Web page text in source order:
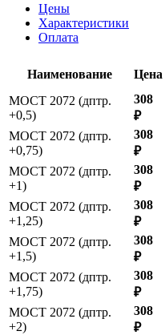
Цены
Характеристики
Оплата
Наименование Цена
МОСТ 2072 (дптр.
+0,5)
308
₽
МОСТ 2072 (дптр.
+0,75)
308
₽
МОСТ 2072 (дптр.
+1)
308
₽
МОСТ 2072 (дптр.
+1,25)
308
₽
МОСТ 2072 (дптр.
+1,5)
308
₽
МОСТ 2072 (дптр.
+1,75)
308
₽
МОСТ 2072 (дптр.
+2)
308
₽